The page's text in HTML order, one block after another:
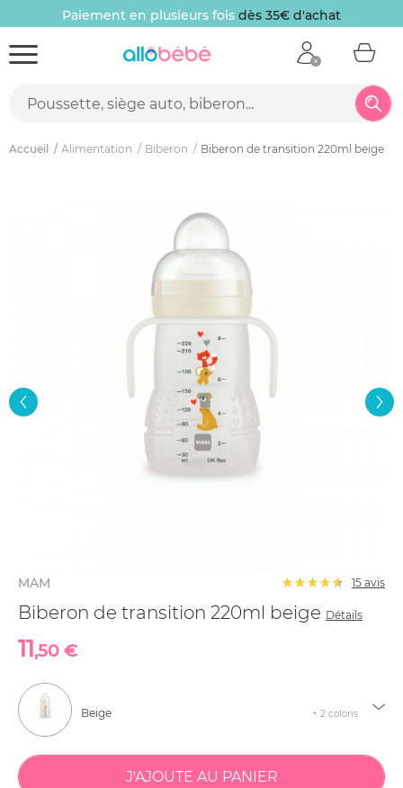
Paiement en plusieurs fois dès 35€ d'achat
Accueil Alimentation Biberon Biberon de transition 220ml beige
MAM 15 avis
Biberon de transition 220ml beige Détails
11,50 €
Beige + 2 coloris